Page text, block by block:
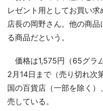
レゼント用としてお買い
店長の岡野さん。他の商
る商品だという。
価格は1,575円（65グラ
2月14日まで（売り切れ次
国の百貨店（一部を除く
売している。